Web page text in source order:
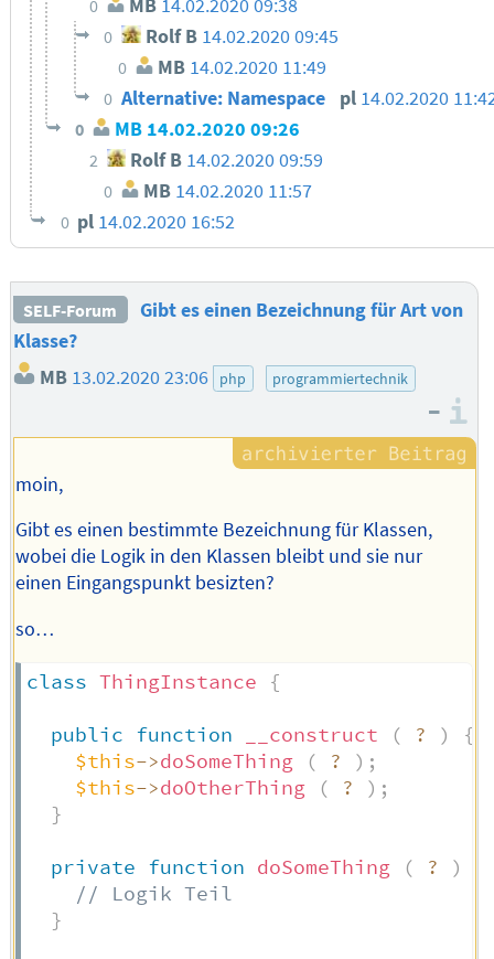
0 MB 14.02.2020 09:38
0 Rolf B 14.02.2020 09:45
0 MB 14.02.2020 11:49
0 Alternative: Namespace pl 14.02.2020
0 MB 14.02.2020 09:26
2 Rolf B 14.02.2020 09:59
0 MB 14.02.2020 11:57
0 pl 14.02.2020 16:52
SELF-Forum
Gibt es einen Bezeichnung für Art von
Klasse?
MB 13.02.2020 23:06 php programmiertechnik
–
moin,
Gibt es einen bestimmte Bezeichnung für Klassen,
wobei die Logik in den Klassen bleibt und sie nur
einen Eingangspunkt besizten?
so…
class ThingInstance {
public function __construct ( ? )
{
$this->doSomeThing ( ? ) ;
$this->doOtherThing ( ? ) ;
}
private function doSomeThing ( ? )
// Logik Teil
}